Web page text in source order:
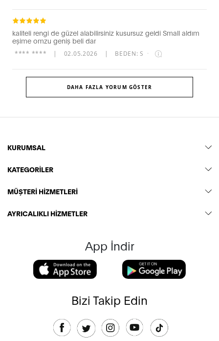
kaliteli rengi de güzel alabilirsiniz kusursuz geldi Small aldım
eşime omzu geniş beli dar
**** **** | 02.05.2026 | BEDEN: S ·
DAHA FAZLA YORUM GÖSTER
KURUMSAL
KATEGORİLER
MÜŞTERİ HİZMETLERİ
AYRICALIKLI HİZMETLER
App İndir
Bizi Takip Edin